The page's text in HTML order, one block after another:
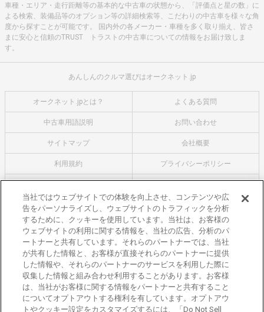
車種・エリア・走行距離等の基本的な中古車の状態から、「評価点と星の数」に
よる検索、装備品等のオプション等の詳細検索等、こだわりの中古車を様々な角
度から探すことが可能です。 国内外の各メーカー・車種を多く取り揃え、皆さ
まに安心と信頼のTRUST トラストの中古車についての情報をお届け致しま
す。
あんしんのクルマ選びはオークネット.jp
オークネット.jpとは？ よくある質問
中古車用語説明 お問い合わせ
サイトマップ 会社概要
利用規約 プライバシーポリシー
オークネットのその他のサービス
バイク関連サービス
中古バイクを探すならバイクの窓口
レンタルバイクに乗るならモトオークレンタルバイク
ブランド関連サービス
ブランド品の買取はギャラリーレア
当社ではウェブサイトでの体験を向上させ、コンテンツや広
告をパーソナライズし、ウェブサイトのトラフィックを分析
するために、クッキーを使用しています。当社は、お客様の
ウェブサイトの利用に関する情報を、当社の広告、分析のパ
ートナーと共有しています。それらのパートナーでは、当社
が共有した情報と、お客様が直接それらのパートナーに提供
した情報や、それらのパートナーのサービスを利用した際に
収集した情報と組み合わせ利用することがあります。お客様
は、当社がお客様に関する情報をパートナーと共有すること
についてオプトアウトする権利を有しています。オプトアウ
トやクッキー設定をカスタマイズするには、「Do Not Sell